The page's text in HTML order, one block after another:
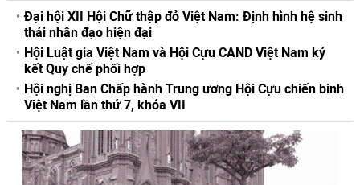
Đại hội XII Hội Chữ thập đỏ Việt Nam: Định hình hệ sinh
thái nhân đạo hiện đại
Hội Luật gia Việt Nam và Hội Cựu CAND Việt Nam ký
kết Quy chế phối hợp
Hội nghị Ban Chấp hành Trung ương Hội Cựu chiến binh
Việt Nam lần thứ 7, khóa VII